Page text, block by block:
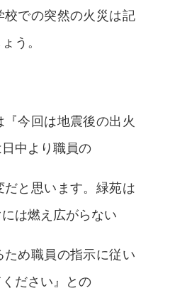
での突然の火災は記
う。
今回は地震後の出火
中より職員の
と思います。緑苑は
は燃え広がらない
め職員の指示に従い
ださい』との